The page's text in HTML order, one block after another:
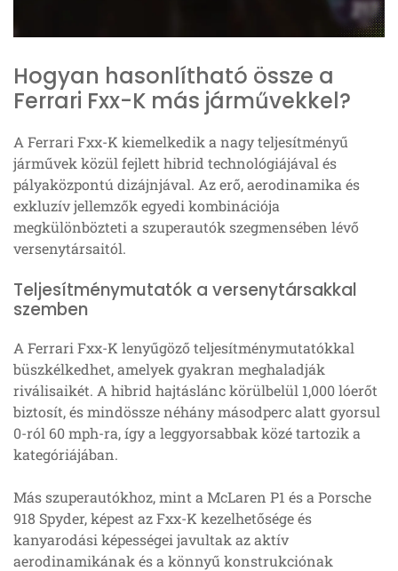
Hogyan hasonlítható össze a
Ferrari Fxx-K más járművekkel?
A Ferrari Fxx-K kiemelkedik a nagy teljesítményű
járművek közül fejlett hibrid technológiájával és
pályaközpontú dizájnjával. Az erő, aerodinamika és
exkluzív jellemzők egyedi kombinációja
megkülönbözteti a szuperautók szegmensében lévő
versenytársaitól.
Teljesítménymutatók a versenytársakkal
szemben
A Ferrari Fxx-K lenyűgöző teljesítménymutatókkal
büszkélkedhet, amelyek gyakran meghaladják
riválisaikét. A hibrid hajtáslánc körülbelül 1,000 lóerőt
biztosít, és mindössze néhány másodperc alatt gyorsul
0-ról 60 mph-ra, így a leggyorsabbak közé tartozik a
kategóriájában.
Más szuperautókhoz, mint a McLaren P1 és a Porsche
918 Spyder, képest az Fxx-K kezelhetősége és
kanyarodási képességei javultak az aktív
aerodinamikának és a könnyű konstrukciónak